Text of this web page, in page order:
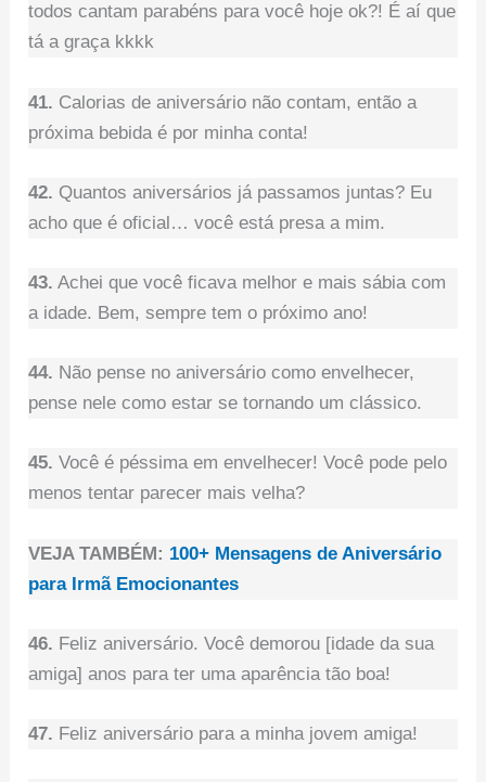
todos cantam parabéns para você hoje ok?! É aí que
tá a graça kkkk
41. Calorias de aniversário não contam, então a
próxima bebida é por minha conta!
42. Quantos aniversários já passamos juntas? Eu
acho que é oficial… você está presa a mim.
43. Achei que você ficava melhor e mais sábia com
a idade. Bem, sempre tem o próximo ano!
44. Não pense no aniversário como envelhecer,
pense nele como estar se tornando um clássico.
45. Você é péssima em envelhecer! Você pode pelo
menos tentar parecer mais velha?
VEJA TAMBÉM: 100+ Mensagens de Aniversário
para Irmã Emocionantes
46. Feliz aniversário. Você demorou [idade da sua
amiga] anos para ter uma aparência tão boa!
47. Feliz aniversário para a minha jovem amiga!